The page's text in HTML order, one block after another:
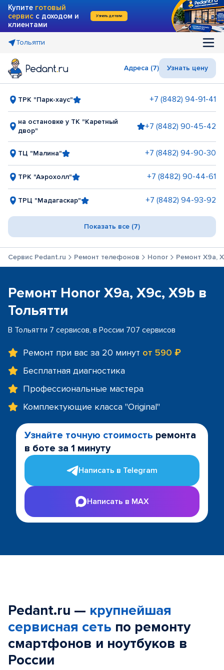
Купите готовый
сервис с доходом и
клиентами
Узнать детали
Тольятти
Адреса (7) Узнать цену
ТРК "Парк-хаус" +7 (8482) 94-91-41
на остановке у ТК "Каретный
двор"
+7 (8482) 90-45-42
ТЦ "Малина" +7 (8482) 94-90-30
ТРК "Аэрохолл" +7 (8482) 90-44-61
ТРЦ "Мадагаскар" +7 (8482) 94-93-92
Показать все (7)
Сервис Pedant.ru Ремонт телефонов Honor Ремонт X9a,
Ремонт Honor X9a, X9c, X9b в
Тольятти
В Тольятти 7 сервисов, в России 707 сервисов
Ремонт при вас за 20 минут от 590 ₽
Бесплатная диагностика
Профессиональные мастера
Комплектующие класса "Original"
Узнайте точную стоимость ремонта
в боте за 1 минуту
Написать в Telegram
Написать в MAX
Pedant.ru — крупнейшая
сервисная сеть по ремонту
смартфонов и ноутбуков в
России